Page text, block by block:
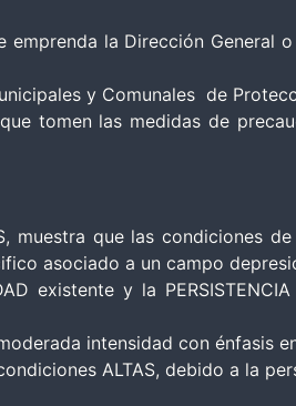
la Dirección General
y Comunales de
tomen las medidas de
muestra que las condiciones
asociado a un campo
existente y la
intensidad con énfasis
ALTAS, debido a la